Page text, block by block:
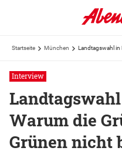
Startseite München
Interview
Warum die
Grünen nicht